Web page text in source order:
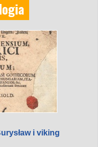
i viking